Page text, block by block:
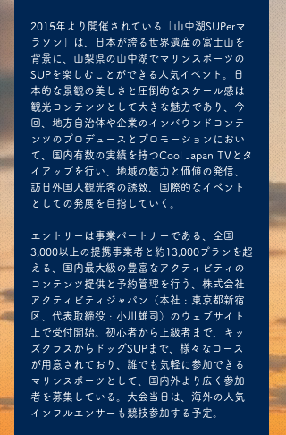
2015年より開催されている「山中湖SUPerマ
ラソン」は、日本が誇る世界遺産の富士山を
背景に、山梨県の山中湖でマリンスポーツの
SUPを楽しむことができる人気イベント。日
本的な景観の美しさと圧倒的なスケール感は
観光コンテンツとして大きな魅力であり、今
回、地方自治体や企業のインバウンドコンテ
ンツのプロデュースとプロモーションにおい
て、国内有数の実績を持つCool Japan TVとタ
イアップを行い、地域の魅力と価値の発信、
訪日外国人観光客の誘致、国際的なイベント
としての発展を目指していく。
エントリーは事業パートナーである、全国
3,000以上の提携事業者と約13,000プランを超
える、国内最大級の豊富なアクティビティの
コンテンツ提供と予約管理を行う、株式会社
アクティビティジャパン（本社 : 東京都新宿
区、代表取締役 : 小川雄司）のウェブサイト
上で受付開始。初心者から上級者まで、キッ
ズクラスからドッグSUPまで、様々なコース
が用意されており、誰でも気軽に参加できる
マリンスポーツとして、国内外より広く参加
者を募集している。大会当日は、海外の人気
インフルエンサーも競技参加する予定。